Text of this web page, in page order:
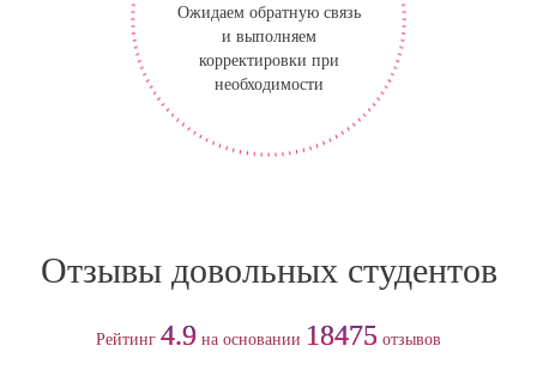
Ожидаем обратную связь
и выполняем
корректировки при
необходимости
Отзывы довольных студентов
Рейтинг 4.9 на основании 18475 отзывов